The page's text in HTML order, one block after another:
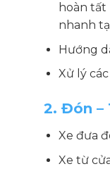
hoàn tất
nhanh
Hướng
Xử lý
2. Đón –
Xe đưa
Xe từ